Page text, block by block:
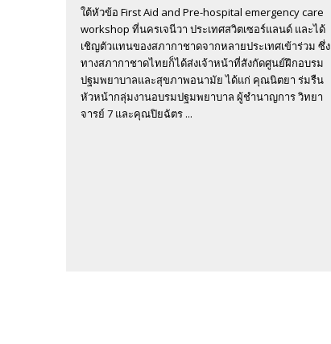
ใต้หัวข้อ First Aid and Pre-hospital emergency care
workshop ที่นครเจนีวา ประเทศสวิตเซอร์แลนด์ และได้
เชิญตัวแทนของสภากาชาดจากหลายประเทศเข้าร่วม ซึ่ง
ทางสภากาชาดไทยก็ได้ส่งเจ้าหน้าที่สังกัดศูนย์ฝึกอบรม
ปฐมพยาบาลและสุขภาพอนามัย ได้แก่ คุณนิตยา ร่มรืน
หัวหน้ากลุ่มงานอบรมปฐมพยาบาล ผู้ชำนาญการ วิทยา
จารย์ 7 และคุณปิยฉัตร ...